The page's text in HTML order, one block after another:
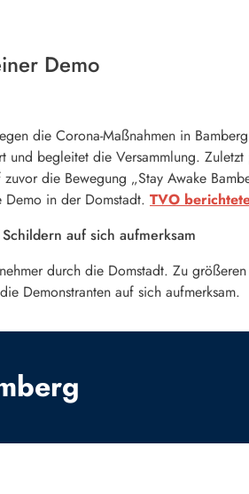
Demo
die Corona-Maßnahmen in
begleitet die Versammlung.
die Bewegung „Stay Awake
Demo in der Domstadt. TVO
auf sich aufmerksam
durch die Domstadt. Zu
Demonstranten auf sich aufmerksam.